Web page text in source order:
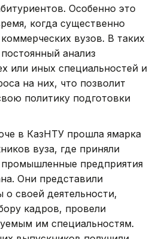
Особенно это
когда существенно
вузов. В таких
анализ
или иных специальностей и
на них, что позволит
политику подготовки
в КазНТУ прошла ямарка
вуза, где приняли
предприятия
Они представили
своей деятельности,
кадров, провели
им специальностям.